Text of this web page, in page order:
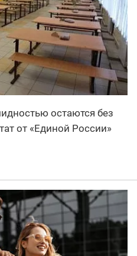
остаются без
от «Единой России»